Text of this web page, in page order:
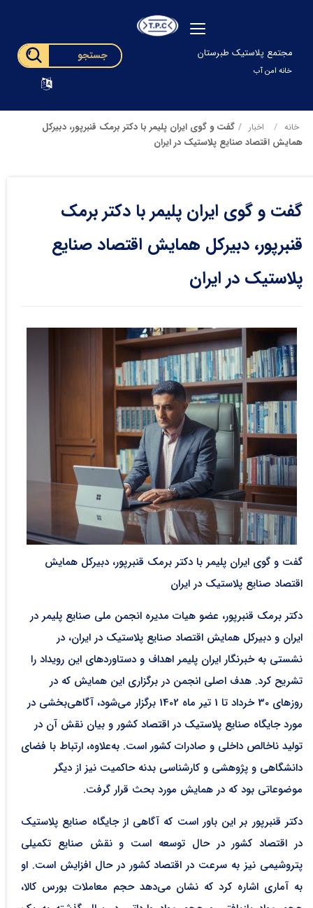
مجتمع پلاستیک طبرستان
خانه امن آب
خانه اخبار
گفت و گوی ایران پلیمر با دکتر برمک قنبرپور، دبیرکل
همایش اقتصاد صنایع پلاستیک در ایران
گفت و گوی ایران پلیمر با دکتر برمک
قنبرپور، دبیرکل همایش اقتصاد صنایع
پلاستیک در ایران
گفت و گوی ایران پلیمر با دکتر برمک قنبرپور، دبیرکل همایش
اقتصاد صنایع پلاستیک در ایران
دکتر برمک قنبرپور، عضو هیات مدیره انجمن ملی صنایع پلیمر در
ایران و دبیرکل همایش اقتصاد صنایع پلاستیک در ایران، در
نشستی به خبرنگار ایران پلیمر اهداف و دستاوردهای این رویداد را
تشریح کرد. هدف اصلی انجمن در برگزاری این همایش که در
روزهای 30 خرداد تا 1 تیر ماه 1402 برگزار می‌شود، آگاهی‌بخشی در
مورد جایگاه صنایع پلاستیک در اقتصاد کشور و بیان نقش آن در
تولید ناخالص داخلی و صادرات کشور است. به‌علاوه، ارتباط با فضای
دانشگاهی و پژوهشی و کارشناسی بدنه حاکمیت نیز از دیگر
موضوعاتی بود که در همایش مورد بحث قرار گرفت.
دکتر قنبرپور بر این باور است که آگاهی از جایگاه صنایع پلاستیک
در اقتصاد کشور در حال توسعه است و نقش صنایع تکمیلی
پتروشیمی نیز به سرعت در اقتصاد کشور در حال افزایش است. او
به آماری اشاره کرد که نشان می‌دهد حجم معاملات بورس کالا،